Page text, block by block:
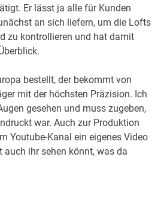
Er lässt ja alle für Kunden
an sich liefern, um die Lofts
zu kontrollieren und hat damit
bestellt, der bekommt von
mit der höchsten Präzision. Ich
gesehen und muss zugeben,
war. Auch zur Produktion
Youtube-Kanal ein eigenes Video
ihr sehen könnt, was da